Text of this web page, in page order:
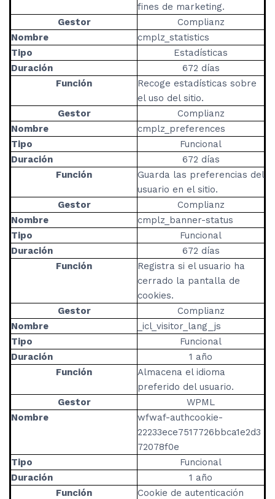
fines de marketing.
Gestor
Complianz
Nombre
cmplz_statistics
Tipo
Estadísticas
Duración
672 días
Función
Recoge estadísticas sobre
el uso del sitio.
Gestor
Complianz
Nombre
cmplz_preferences
Tipo
Funcional
Duración
672 días
Función
Guarda las preferencias del
usuario en el sitio.
Gestor
Complianz
Nombre
cmplz_banner-status
Tipo
Funcional
Duración
672 días
Función
Registra si el usuario ha
cerrado la pantalla de
cookies.
Gestor
Complianz
Nombre
_icl_visitor_lang_js
Tipo
Funcional
Duración
1 año
Función
Almacena el idioma
preferido del usuario.
Gestor
WPML
Nombre
wfwaf-authcookie-
22233ece7517726bbca1e2d3
72078f0e
Tipo
Funcional
Duración
1 año
Función
Cookie de autenticación